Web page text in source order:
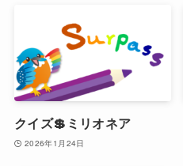
クイズ💲ミリオネア
2026年1月24日